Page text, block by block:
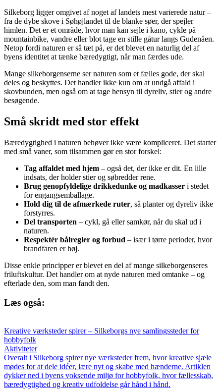
Silkeborg ligger omgivet af noget af landets mest varierede natur –
fra de dybe skove i Søhøjlandet til de blanke søer, der spejler
himlen. Det er et område, hvor man kan sejle i kano, cykle på
mountainbike, vandre eller blot tage en stille gåtur langs Gudenåen.
Netop fordi naturen er så tæt på, er det blevet en naturlig del af
byens identitet at tænke bæredygtigt, når man færdes ude.
Mange silkeborgenserne ser naturen som et fælles gode, der skal
deles og beskyttes. Det handler ikke kun om at undgå affald i
skovbunden, men også om at tage hensyn til dyreliv, stier og andre
besøgende.
Små skridt med stor effekt
Bæredygtighed i naturen behøver ikke være kompliceret. Det starter
med små vaner, som tilsammen gør en stor forskel:
Tag affaldet med hjem – også det, der ikke er dit. En lille
indsats, der holder stier og søbredder rene.
Brug genopfyldelige drikkedunke og madkasser i stedet
for engangsemballage.
Hold dig til de afmærkede ruter, så planter og dyreliv ikke
forstyrres.
Del transporten – cykl, gå eller samkør, når du skal ud i
naturen.
Respektér bålregler og forbud – især i tørre perioder, hvor
brandfaren er høj.
Disse enkle principper er blevet en del af mange silkeborgenseres
friluftskultur. Det handler om at nyde naturen med omtanke – og
efterlade den, som man fandt den.
Læs også:
Kreative værksteder spirer – Silkeborgs nye samlingssteder for
hobbyfolk
Aktiviteter
Overalt i Silkeborg spirer nye værksteder frem, hvor kreative sjæle
mødes for at dele idéer, lære nyt og skabe med hænderne. Artiklen
dykker ned i byens voksende miljø for hobbyfolk, hvor fællesskab,
bæredygtighed og kreativ udfoldelse går hånd i hånd.